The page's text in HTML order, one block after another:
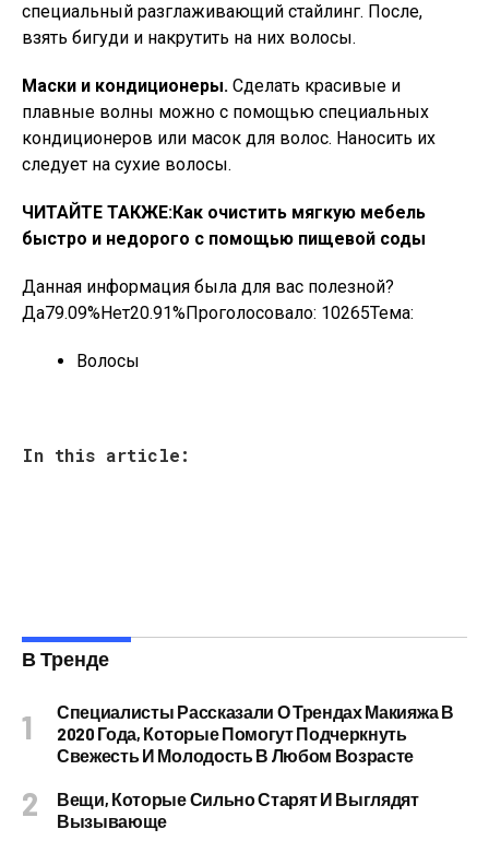
специальный разглаживающий стайлинг. После,
взять бигуди и накрутить на них волосы.
Маски и кондиционеры. Сделать красивые и
плавные волны можно с помощью специальных
кондиционеров или масок для волос. Наносить их
следует на сухие волосы.
ЧИТАЙТЕ ТАКЖЕ:Как очистить мягкую мебель
быстро и недорого с помощью пищевой соды
Данная информация была для вас полезной?
Да79.09%Нет20.91%Проголосовало: 10265Тема:
Волосы
In this article:
В Тренде
Специалисты Рассказали О Трендах Макияжа В
2020 Года, Которые Помогут Подчеркнуть
Свежесть И Молодость В Любом Возрасте
Вещи, Которые Сильно Старят И Выглядят
Вызывающе